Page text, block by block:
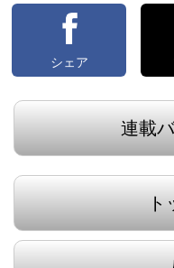
シェア
連載